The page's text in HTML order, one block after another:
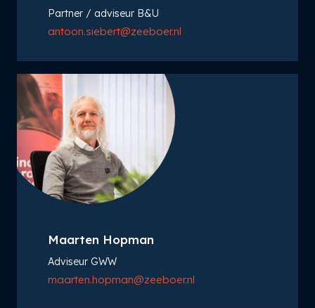
Partner / adviseur B&U
antoon.siebert@zeeboer.nl
Maarten Hopman
Adviseur GWW
maarten.hopman@zeeboer.nl